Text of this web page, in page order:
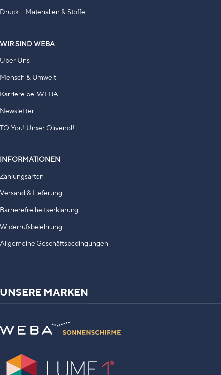
Druck – Materialien & Stoffe
WIR SIND WEBA
Über Uns
Mensch & Umwelt
Karriere bei WEBA
Newsletter
TO You! Unser Olivenöl!
INFORMATIONEN
Zahlungsarten
Versand & Lieferung
Barrierefreiheitserklärung
Widerrufsbelehrung
Allgemeine Geschäftsbedingungen
UNSERE MARKEN